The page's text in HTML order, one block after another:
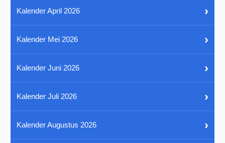
Kalender April 2026 ›
Kalender Mei 2026 ›
Kalender Juni 2026 ›
Kalender Juli 2026 ›
Kalender Augustus 2026 ›